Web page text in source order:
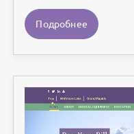
Подробнее